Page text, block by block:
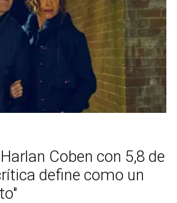
Coben con 5,8 de
define como un